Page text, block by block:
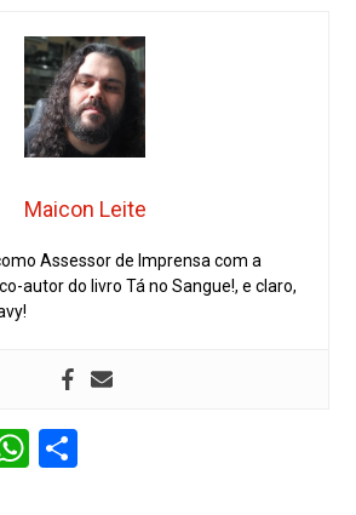
Maicon Leite
Assessor de Imprensa com a
autor do livro Tá no Sangue!, e claro,
WhatsApp